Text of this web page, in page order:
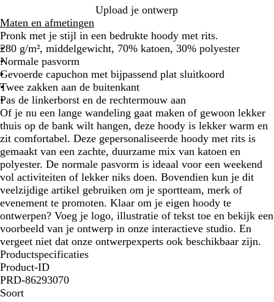
s
l
a
u
w
n
k
l
e
u
r
i
g
Upload je ontwerp
Maten en afmetingen
Pronk met je stijl in een bedrukte hoody met rits.
280 g/m², middelgewicht, 70% katoen, 30% polyester
Normale pasvorm
Gevoerde capuchon met bijpassend plat sluitkoord
Twee zakken aan de buitenkant
Pas de linkerborst en de rechtermouw aan
Of je nu een lange wandeling gaat maken of gewoon lekker
thuis op de bank wilt hangen, deze hoody is lekker warm en
zit comfortabel. Deze gepersonaliseerde hoody met rits is
gemaakt van een zachte, duurzame mix van katoen en
polyester. De normale pasvorm is ideaal voor een weekend
vol activiteiten of lekker niks doen. Bovendien kun je dit
veelzijdige artikel gebruiken om je sportteam, merk of
evenement te promoten. Klaar om je eigen hoody te
ontwerpen? Voeg je logo, illustratie of tekst toe en bekijk een
voorbeeld van je ontwerp in onze interactieve studio. En
vergeet niet dat onze ontwerpexperts ook beschikbaar zijn.
Productspecificaties
Product-ID
PRD-86293070
Soort